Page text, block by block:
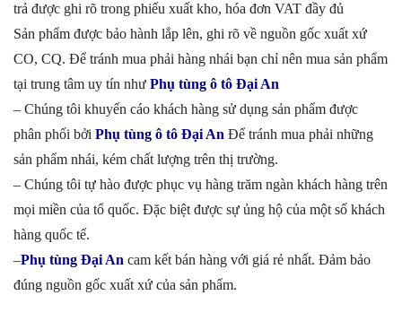
trả được ghi rõ trong phiếu xuất kho, hóa đơn VAT đầy đủ
Sản phẩm được bảo hành lắp lên, ghi rõ về nguồn gốc xuất xứ
CO, CQ. Để tránh mua phải hàng nhái bạn chỉ nên mua sản phẩm
tại trung tâm uy tín như Phụ tùng ô tô Đại An
– Chúng tôi khuyến cáo khách hàng sử dụng sản phẩm được
phân phối bởi Phụ tùng ô tô Đại An Để tránh mua phải những
sản phẩm nhái, kém chất lượng trên thị trường.
– Chúng tôi tự hào được phục vụ hàng trăm ngàn khách hàng trên
mọi miền của tổ quốc. Đặc biệt được sự ủng hộ của một số khách
hàng quốc tế.
–Phụ tùng Đại An cam kết bán hàng với giá rẻ nhất. Đảm bảo
đúng nguồn gốc xuất xứ của sản phẩm.